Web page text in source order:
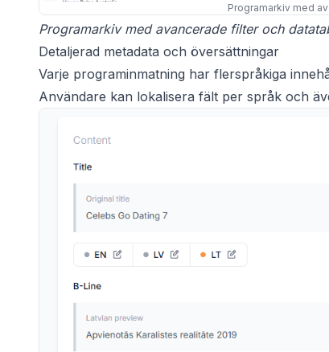
Programarkiv med
Programarkiv med avancerade filter och
Detaljerad metadata och översättningar
Varje programinmatning har flerspråkiga
Användare kan lokalisera fält per språk och